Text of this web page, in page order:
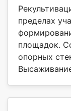
пределах
площадок.
опорных